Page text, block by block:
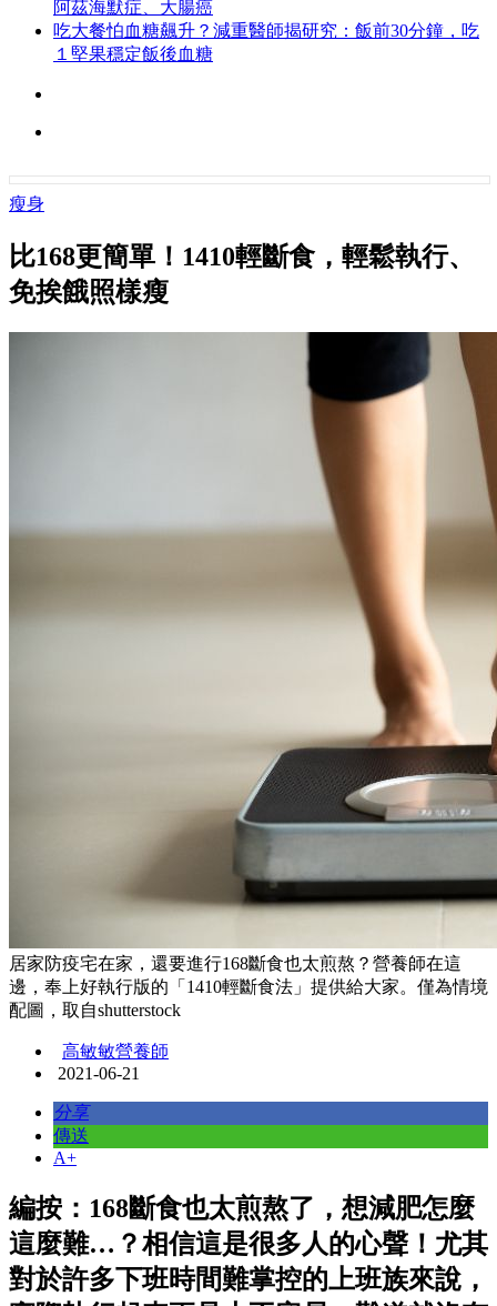
阿茲海默症、大腸癌
吃大餐怕血糖飆升？減重醫師揭研究：飯前30分鐘，吃
１堅果穩定飯後血糖
瘦身
比168更簡單！1410輕斷食，輕鬆執行、
免挨餓照樣瘦
居家防疫宅在家，還要進行168斷食也太煎熬？營養師在這
邊，奉上好執行版的「1410輕斷食法」提供給大家。僅為情境
配圖，取自shutterstock
高敏敏營養師
2021-06-21
分享
傳送
A+
編按：168斷食也太煎熬了，想減肥怎麼
這麼難…？相信這是很多人的心聲！尤其
對於許多下班時間難掌控的上班族來說，